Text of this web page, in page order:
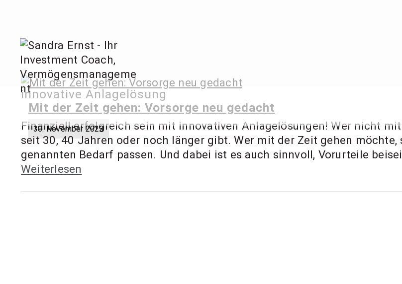
springen
Sandra Ernst –
Investment Coach,
innovative Anlagelösung
Mit der Zeit gehen: Vorsorge neu gedacht
30. November 2023
Finanziell erfolgreich sein mit innovativen Anlagelösungen! Wer nicht
seit 30, 40 Jahren oder noch länger gibt. Wer mit der Zeit gehen
genannten Bedarf passen. Und dabei ist es auch sinnvoll, Vorurteile
Weiterlesen